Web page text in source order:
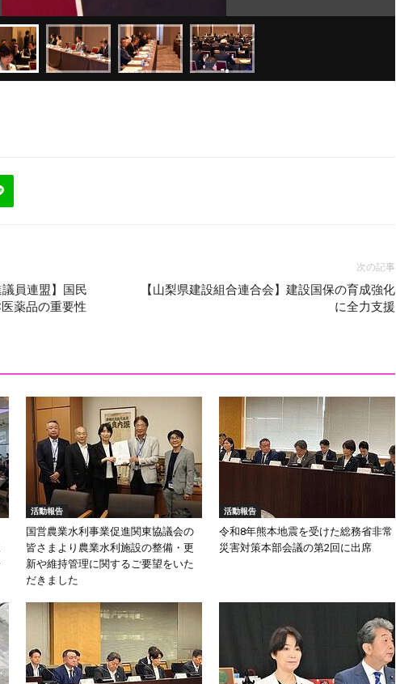
議員連盟】​​国民
薬品の重要性
次の記事
【山梨県建設組合連合会】建設国保の育成強化
に全力支援
活動報告
国営農業水利事業促進関東協議会の
皆さまより農業水利施設の整備・更
新や維持管理に関するご要望をいた
だきました
活動報告
令和8年熊本地震を受けた総務省非常
災害対策本部会議の第2回に出席